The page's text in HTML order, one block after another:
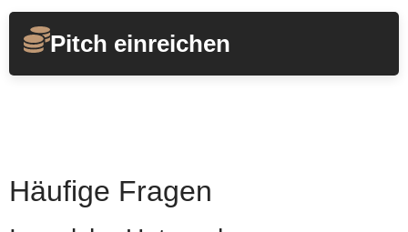
Pitch einreichen
Häufige Fragen